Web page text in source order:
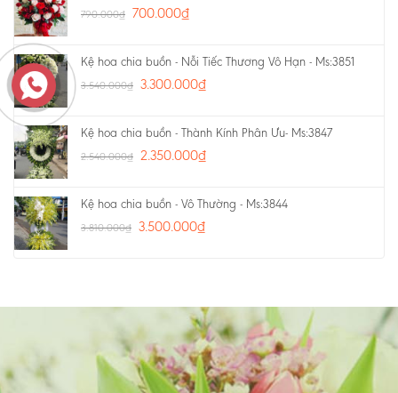
790.000₫ 700.000₫
Kệ hoa chia buồn - Nỗi Tiếc Thương Vô Hạn - Ms:3851
3.540.000₫ 3.300.000₫
Kệ hoa chia buồn - Thành Kính Phân Ưu- Ms:3847
2.540.000₫ 2.350.000₫
Kệ hoa chia buồn - Vô Thường - Ms:3844
3.810.000₫ 3.500.000₫